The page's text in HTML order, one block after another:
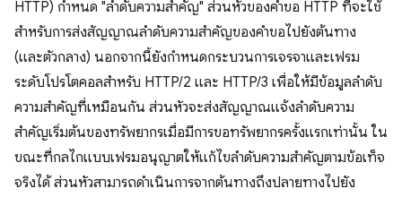
HTTP) กำหนด "ลำดับความสำคัญ" ส่วนหัวของคำขอ HTTP ที่จะใช้
สำหรับการส่งสัญญาณลำดับความสำคัญของคำขอไปยังต้นทาง
(และตัวกลาง) นอกจากนี้ยังกำหนดกระบวนการเจรจาและเฟรม
ระดับโปรโตคอลสำหรับ HTTP/2 และ HTTP/3 เพื่อให้มีข้อมูลลำดับ
ความสำคัญที่เหมือนกัน ส่วนหัวจะส่งสัญญาณแจ้งลำดับความ
สำคัญเริ่มต้นของทรัพยากรเมื่อมีการขอทรัพยากรครั้งแรกเท่านั้น ใน
ขณะที่กลไกแบบเฟรมอนุญาตให้แก้ไขลำดับความสำคัญตามข้อเท็จ
จริงได้ ส่วนหัวสามารถดำเนินการจากต้นทางถึงปลายทางไปยัง